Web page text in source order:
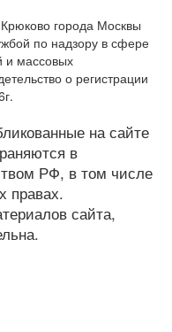
города Москвы
по надзору в сфере
и массовых
о регистрации
на сайте
в
РФ, в том числе
правах.
сайта,